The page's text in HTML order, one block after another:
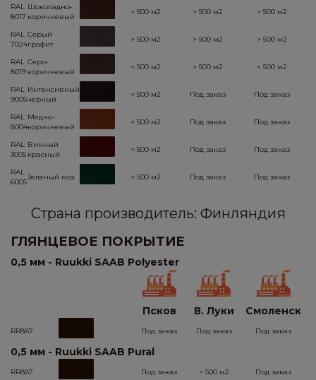
RAL
8017
Шоколадно-
коричневый
> 500 м2 > 500 м2 > 500 м2
RAL
7024
Серый
графит
> 500 м2 > 500 м2 > 500 м2
RAL
8019
Серо-
коричневый
< 500 м2 > 500 м2 < 500 м2
RAL
9005
Интенсивный
черный
< 500 м2 Под заказ Под заказ
RAL
8004
Медно-
коричневый
> 500 м2 Под заказ Под заказ
RAL
3005
Винный
красный
> 500 м2 Под заказ Под заказ
RAL
6005
Зеленый мох > 500 м2 Под заказ Под заказ
Страна производитель: Финляндия
ГЛЯНЦЕВОЕ ПОКРЫТИЕ
0,5 мм - Ruukki SAAB Polyester
Псков В. Луки Смоленск
RR887 Под заказ Под заказ Под заказ
0,5 мм - Ruukki SAAB Pural
RR887 Под заказ < 500 м2 Под заказ